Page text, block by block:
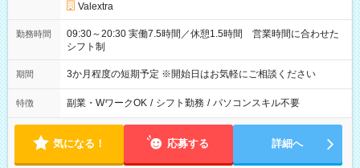
Valextra
勤務時間
09:30～20:30 実働7.5時間／休憩1.5時間 営業時間に合わせた
シフト制
期間 3か月程度の短期予定 ※開始日はお気軽にご相談ください
特徴 副業・WワークOK / シフト勤務 / パソコンスキル不要
気になる！ 応募する 詳細へ